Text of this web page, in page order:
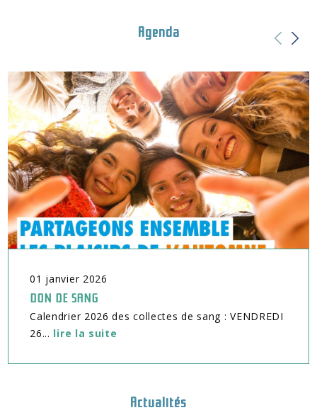
Agenda
01 janvier 2026
DON DE SANG
Calendrier 2026 des collectes de sang : VENDREDI
26... lire la suite
Actualités